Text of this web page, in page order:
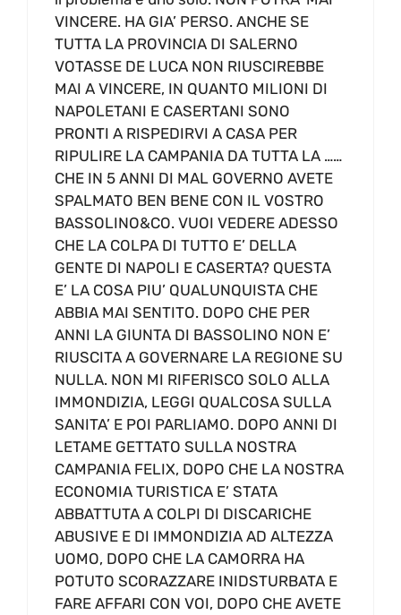
VINCERE. HA GIA’ PERSO. ANCHE SE
TUTTA LA PROVINCIA DI SALERNO
VOTASSE DE LUCA NON RIUSCIREBBE
MAI A VINCERE, IN QUANTO MILIONI DI
NAPOLETANI E CASERTANI SONO
PRONTI A RISPEDIRVI A CASA PER
RIPULIRE LA CAMPANIA DA TUTTA LA ……
CHE IN 5 ANNI DI MAL GOVERNO AVETE
SPALMATO BEN BENE CON IL VOSTRO
BASSOLINO&CO. VUOI VEDERE ADESSO
CHE LA COLPA DI TUTTO E’ DELLA
GENTE DI NAPOLI E CASERTA? QUESTA
E’ LA COSA PIU’ QUALUNQUISTA CHE
ABBIA MAI SENTITO. DOPO CHE PER
ANNI LA GIUNTA DI BASSOLINO NON E’
RIUSCITA A GOVERNARE LA REGIONE SU
NULLA. NON MI RIFERISCO SOLO ALLA
IMMONDIZIA, LEGGI QUALCOSA SULLA
SANITA’ E POI PARLIAMO. DOPO ANNI DI
LETAME GETTATO SULLA NOSTRA
CAMPANIA FELIX, DOPO CHE LA NOSTRA
ECONOMIA TURISTICA E’ STATA
ABBATTUTA A COLPI DI DISCARICHE
ABUSIVE E DI IMMONDIZIA AD ALTEZZA
UOMO, DOPO CHE LA CAMORRA HA
POTUTO SCORAZZARE INIDSTURBATA E
FARE AFFARI CON VOI, DOPO CHE AVETE